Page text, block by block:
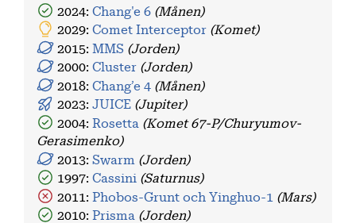
2024:Chang'e 6 (Månen)
2029:Comet Interceptor (Komet)
2015:MMS (Jorden)
2000:Cluster (Jorden)
2018:Chang’e 4 (Månen)
2023:JUICE (Jupiter)
2004: Rosetta (Komet 67-P/Churyumov-
Gerasimenko)
2013:Swarm (Jorden)
1997:Cassini (Saturnus)
2011:Phobos-Grunt och Yinghuo-1 (Mars)
2010: Prisma (Jorden)